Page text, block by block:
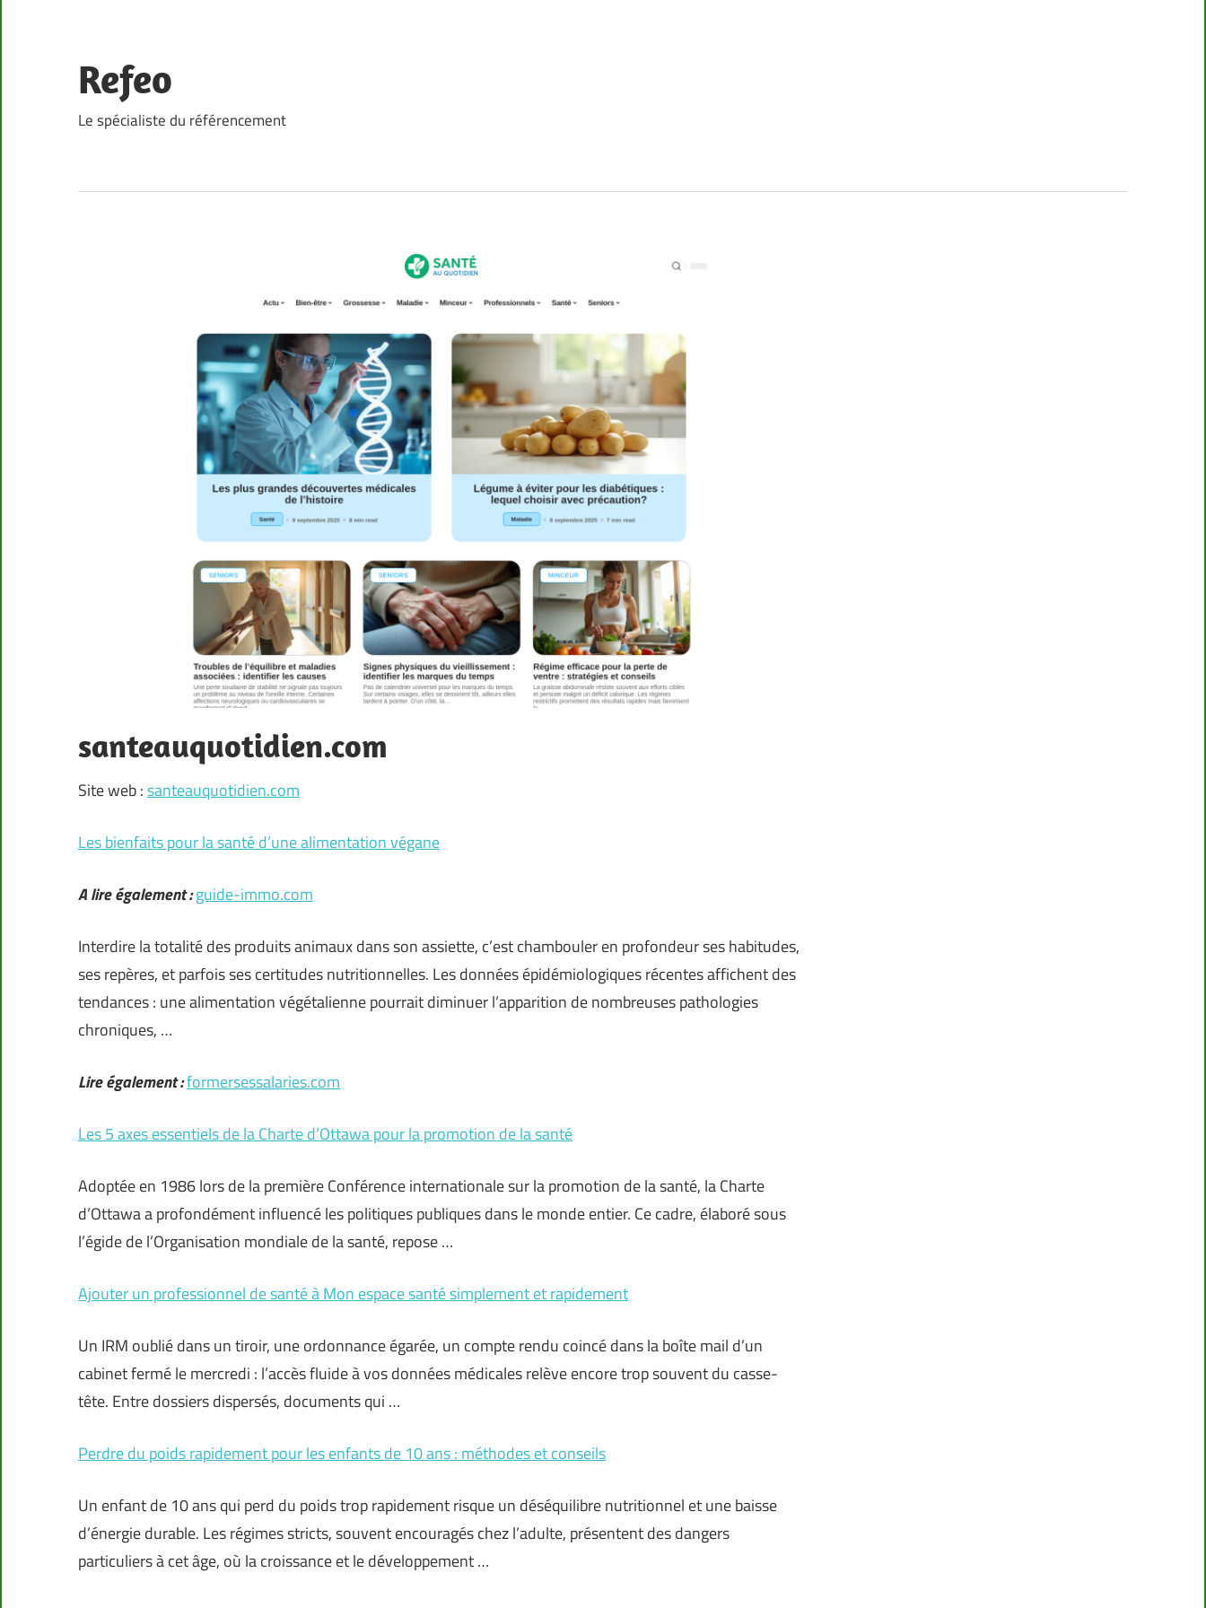
content
Refeo
Le spécialiste du référencement
santeauquotidien.com
Site web :santeauquotidien.com
Les bienfaits pour la santé d’une alimentation végane
A lire également :guide-immo.com
Interdire la totalité des produits animaux dans son assiette, c’est chambouler en profondeur ses habitudes,
ses repères, et parfois ses certitudes nutritionnelles. Les données épidémiologiques récentes affichent des
tendances : une alimentation végétalienne pourrait diminuer l’apparition de nombreuses pathologies
chroniques, …
Lire également :formersessalaries.com
Les 5 axes essentiels de la Charte d’Ottawa pour la promotion de la santé
Adoptée en 1986 lors de la première Conférence internationale sur la promotion de la santé, la Charte
d’Ottawa a profondément influencé les politiques publiques dans le monde entier. Ce cadre, élaboré sous
l’égide de l’Organisation mondiale de la santé, repose …
Ajouter un professionnel de santé à Mon espace santé simplement et rapidement
Un IRM oublié dans un tiroir, une ordonnance égarée, un compte rendu coincé dans la boîte mail d’un
cabinet fermé le mercredi : l’accès fluide à vos données médicales relève encore trop souvent du casse-
tête. Entre dossiers dispersés, documents qui …
Perdre du poids rapidement pour les enfants de 10 ans : méthodes et conseils
Un enfant de 10 ans qui perd du poids trop rapidement risque un déséquilibre nutritionnel et une baisse
d’énergie durable. Les régimes stricts, souvent encouragés chez l’adulte, présentent des dangers
particuliers à cet âge, où la croissance et le développement …